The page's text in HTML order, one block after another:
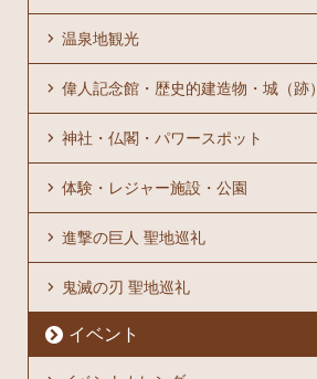
温泉地観光
偉人記念館・歴史的建造物・城（跡）
神社・仏閣・パワースポット
体験・レジャー施設・公園
進撃の巨人 聖地巡礼
鬼滅の刃 聖地巡礼
イベント